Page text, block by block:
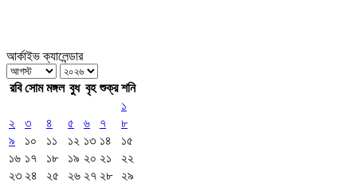
আর্কাইভ ক্যালেন্ডার
রবি সোম মঙ্গল বুধ বৃহ শুক্র শনি
১
২
৩ ৪ ৫ ৬ ৭
৮
৯
১০ ১১ ১২ ১৩ ১৪
১৫
১৬ ১৭ ১৮ ১৯ ২০ ২১
২২
২৩ ২৪ ২৫ ২৬ ২৭ ২৮
২৯